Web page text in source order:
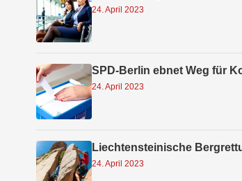
24. April 2023
SPD-Berlin ebnet Weg für
24. April 2023
Liechtensteinische
24. April 2023